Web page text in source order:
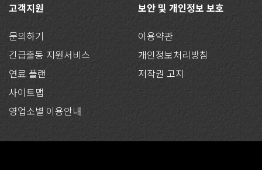
고객지원
문의하기
긴급출동 지원서비스
연료 플랜
사이트맵
영업소별 이용안내
보안 및 개인정보 보호
이용약관
개인정보처리방침
저작권 고지